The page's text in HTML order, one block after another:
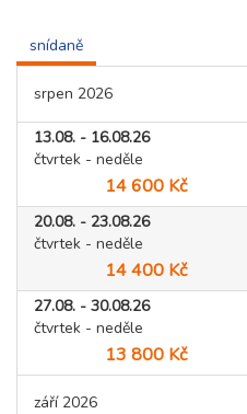
snídaně
srpen 2026
13.08. - 16.08.26
čtvrtek - neděle
14 600 Kč
20.08. - 23.08.26
čtvrtek - neděle
14 400 Kč
27.08. - 30.08.26
čtvrtek - neděle
13 800 Kč
září 2026